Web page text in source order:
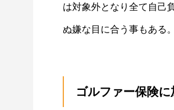
は対象外となり全て自己
ぬ嫌な目に合う事もある。
ゴルファー保険